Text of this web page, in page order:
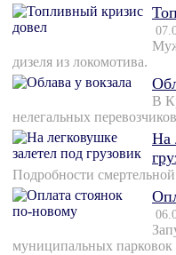
дизеля из локомотива.
В
нелегальных
На
Подробности смертельной
муниципальных парковок